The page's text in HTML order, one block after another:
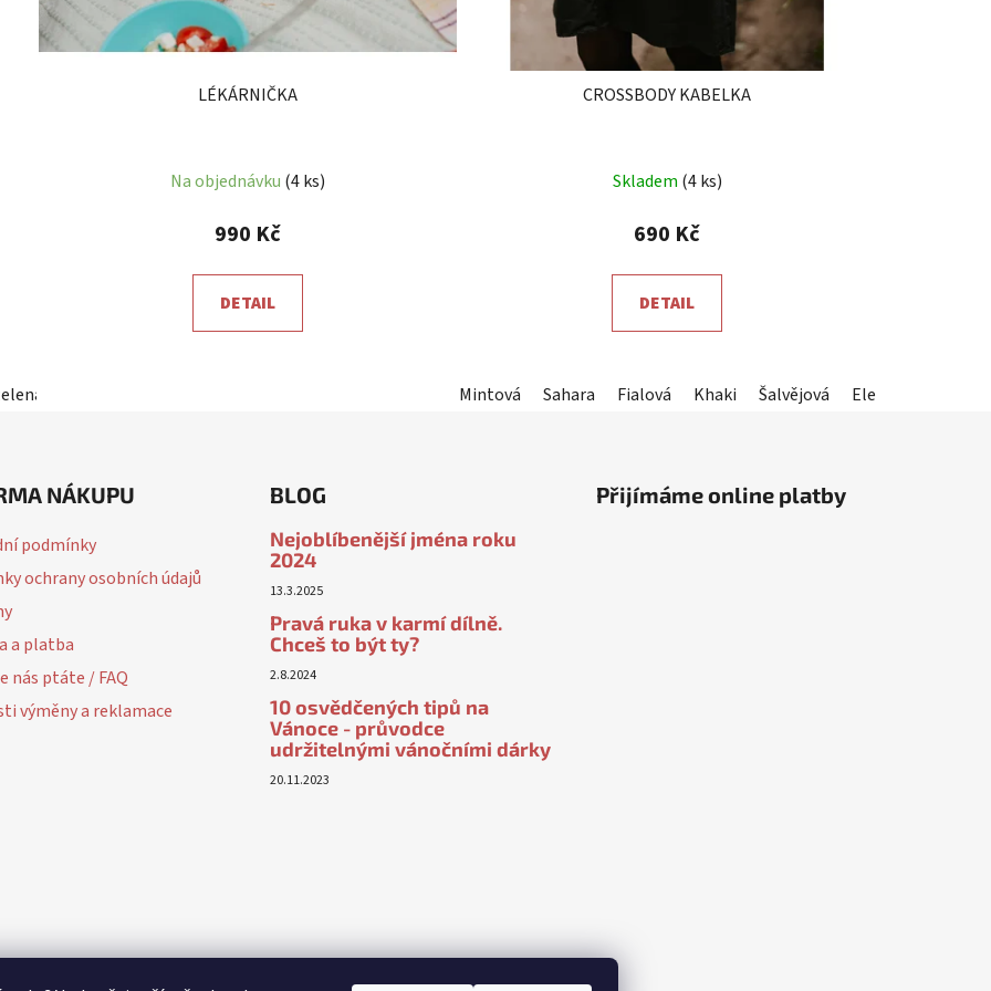
LÉKÁRNIČKA
Na objednávku (4 ks)
990 Kč
DETAIL
CROSSBODY KABELKA
hodnocení
produktu
5,0
z
Skladem (4 ks)
690 Kč
DETAIL
Mintová Sahara Fialová Khaki Šalvějová Elegantní černá
NÁKUPU
podmínky
ochrany osobních údajů
a platba
nás ptáte / FAQ
výměny a reklamace
BLOG
Nejoblíbenější jména roku
2024
13.3.2025
Pravá ruka v karmí dílně.
Chceš to být ty?
2.8.2024
10 osvědčených tipů na
Vánoce - průvodce
udržitelnými vánočními dárky
20.11.2023
Přijímáme online platby